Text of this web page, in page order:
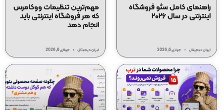
راهنمای کامل سئو فروشگاه
اینترنتی در سال ۲۰۲۶
ایران دیجیتال جولای 6, 2026
مهم‌ترین تنظیمات ووکامرس
که هر فروشگاه اینترنتی باید
انجام دهد
ایران دیجیتال جولای 6, 2026